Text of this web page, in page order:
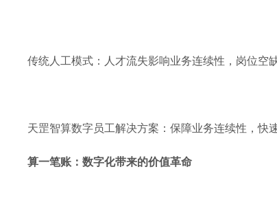
传统人工模式：人才流失影响业务连续性，岗位空
天罡智算数字员工解决方案：保障业务连续性，快
算一笔账：数字化带来的价值革命